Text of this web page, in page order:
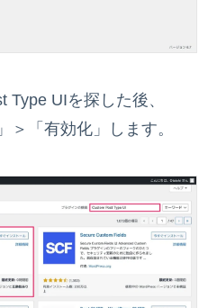
Type UIを探した後、
＞「有効化」します。